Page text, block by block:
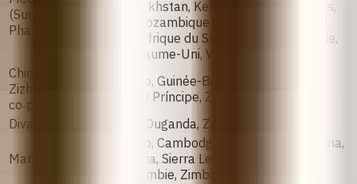
(Sun
Pharma):
Ghana, Kazakhstan, Kenya, Kirghizistan, Laos,
Moldavie, Mozambique, Macédoine du Nord,
Roumanie, Afrique du Sud, Soudan, Thaïlande,
Tunisie, Royaume-Uni, Vietnam, Zambie
China
Zizhu
co‑pack:
Burkina Faso, Guinée-Bissau, Mozambique,
São Tomé et Príncipe, Zimbabwe
Divabo
Cambodge, Ouganda, Zambie
Mariprist
Burkina Faso, Cambodge, Côte d'Ivoire, Ghana,
Kenya, Libéria, Sierra Leone, Ouganda,
Uruguay, Zambie, Zimbabwe